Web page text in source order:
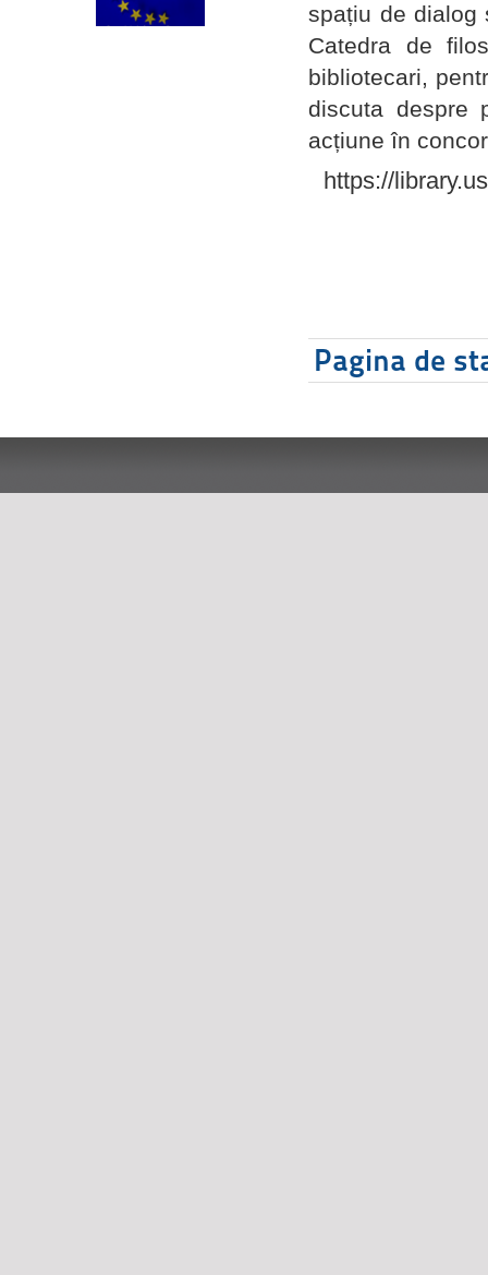
spațiu de dialog
Catedra de
bibliotecari,
discuta despre
acțiune în
https://
Pagina de